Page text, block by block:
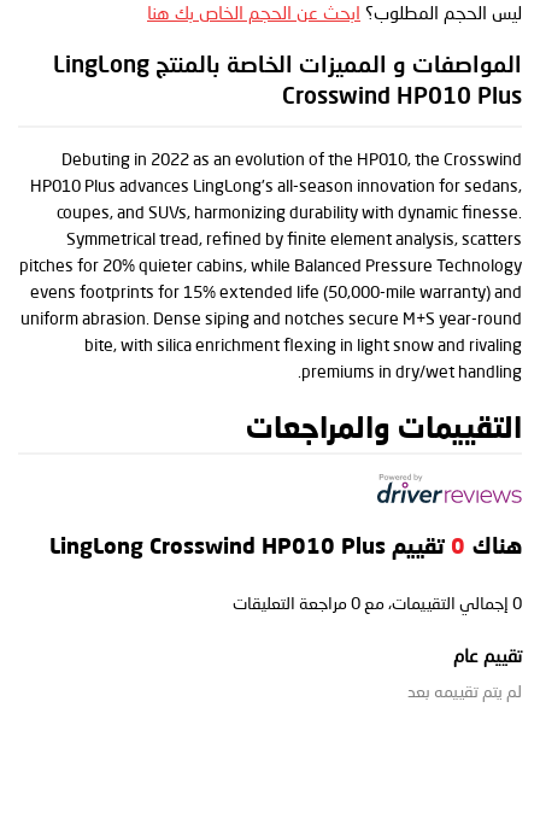
ليس الحجم المطلوب؟ ابحث عن الحجم الخاص بك هنا
المواصفات و المميزات الخاصة بالمنتج LingLong
Crosswind HP010 Plus
Debuting in 2022 as an evolution of the HP010, the Crosswind
HP010 Plus advances LingLong's all-season innovation for sedans,
coupes, and SUVs, harmonizing durability with dynamic finesse.
Symmetrical tread, refined by finite element analysis, scatters
pitches for 20% quieter cabins, while Balanced Pressure Technology
evens footprints for 15% extended life (50,000-mile warranty) and
uniform abrasion. Dense siping and notches secure M+S year-round
bite, with silica enrichment flexing in light snow and rivaling
premiums in dry/wet handling.
التقييمات والمراجعات
هناك 0 تقييم LingLong Crosswind HP010 Plus
0 إجمالي التقييمات، مع 0 مراجعة التعليقات
تقييم عام
لم يتم تقييمه بعد